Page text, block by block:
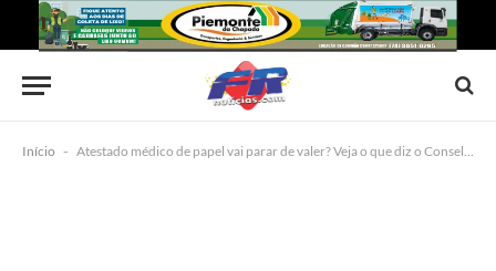
Início - Atestado médico de papel vai parar de valer? Veja o que diz o Conselho Federal de Medicina